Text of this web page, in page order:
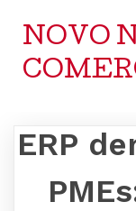
NOVO
ERP